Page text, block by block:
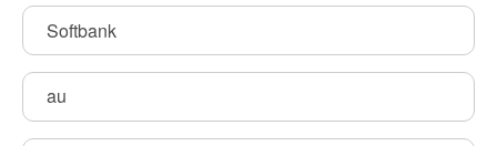
Softbank
au